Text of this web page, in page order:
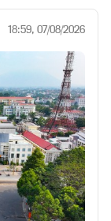
18:59, 07/08/2026